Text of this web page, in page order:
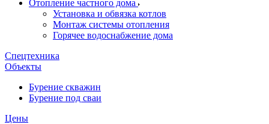
Отопление частного дома
Установка и обвязка котлов
Монтаж системы отопления
Горячее водоснабжение дома
Спецтехника
Объекты
Бурение скважин
Бурение под сваи
Цены